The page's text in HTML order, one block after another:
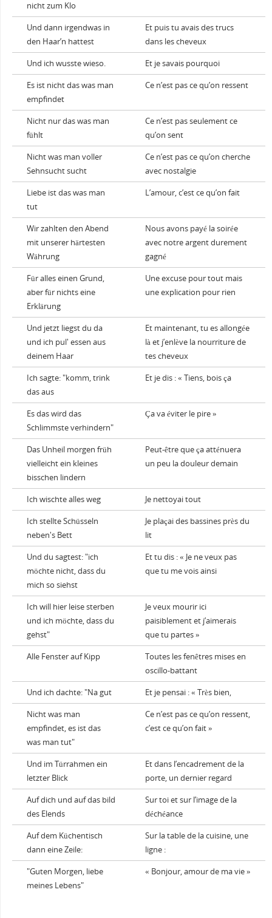
nicht zum Klo
Und dann irgendwas in
den Haar’n hattest
Et puis tu avais des trucs
dans les cheveux
Und ich wusste wieso. Et je savais pourquoi
Es ist nicht das was man
empfindet
Ce n’est pas ce qu’on ressent
Nicht nur das was man
fühlt
Ce n’est pas seulement ce
qu’on sent
Nicht was man voller
Sehnsucht sucht
Ce n’est pas ce qu’on cherche
avec nostalgie
Liebe ist das was man
tut
L’amour, c’est ce qu’on fait
Wir zahlten den Abend
mit unserer härtesten
Währung
Nous avons payé la soirée
avec notre argent durement
gagné
Für alles einen Grund,
aber für nichts eine
Erklärung
Une excuse pour tout mais
une explication pour rien
Und jetzt liegst du da
und ich pul' essen aus
deinem Haar
Et maintenant, tu es allongée
là et j’enlève la nourriture de
tes cheveux
Ich sagte: "komm, trink
das aus
Et je dis : « Tiens, bois ça
Es das wird das
Schlimmste verhindern"
Ça va éviter le pire »
Das Unheil morgen früh
vielleicht ein kleines
bisschen lindern
Peut-être que ça atténuera
un peu la douleur demain
Ich wischte alles weg Je nettoyai tout
Ich stellte Schüsseln
neben's Bett
Je plaçai des bassines près du
lit
Und du sagtest: "ich
möchte nicht, dass du
mich so siehst
Et tu dis : « Je ne veux pas
que tu me vois ainsi
Ich will hier leise sterben
und ich möchte, dass du
gehst"
Je veux mourir ici
paisiblement et j’aimerais
que tu partes »
Alle Fenster auf Kipp
Toutes les fenêtres mises en
oscillo-battant
Und ich dachte: "Na gut Et je pensai : « Très bien,
Nicht was man
empfindet, es ist das
was man tut"
Ce n’est pas ce qu’on ressent,
c’est ce qu’on fait »
Und im Türrahmen ein
letzter Blick
Et dans l’encadrement de la
porte, un dernier regard
Auf dich und auf das bild
des Elends
Sur toi et sur l’image de la
déchéance
Auf dem Küchentisch
dann eine Zeile:
Sur la table de la cuisine, une
ligne :
"Guten Morgen, liebe
meines Lebens"
« Bonjour, amour de ma vie »